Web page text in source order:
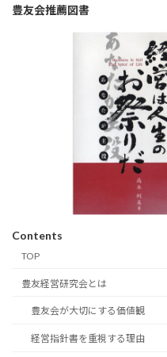
豊友会推薦図書
Contents
TOP
豊友経営研究会とは
豊友会が大切にする価値観
経営指針書を重視する理由